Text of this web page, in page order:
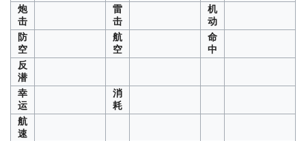
炮
击
雷
击
机
动
防
空
航
空
命
中
反
潜
幸
运
消
耗
航
速